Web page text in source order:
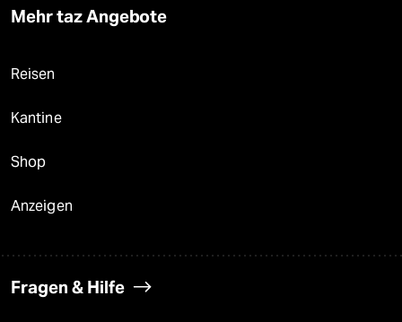
Mehr taz Angebote
Reisen
Kantine
Shop
Anzeigen
Fragen & Hilfe